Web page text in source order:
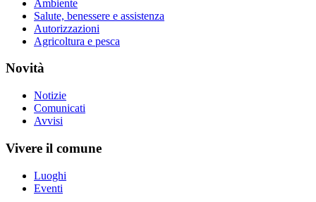
Ambiente
Salute, benessere e assistenza
Autorizzazioni
Agricoltura e pesca
Novità
Notizie
Comunicati
Avvisi
Vivere il comune
Luoghi
Eventi